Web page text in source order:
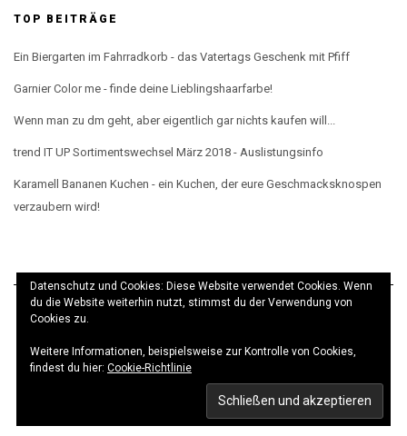
TOP BEITRÄGE
Ein Biergarten im Fahrradkorb - das Vatertags Geschenk mit Pfiff
Garnier Color me - finde deine Lieblingshaarfarbe!
Wenn man zu dm geht, aber eigentlich gar nichts kaufen will...
trend IT UP Sortimentswechsel März 2018 - Auslistungsinfo
Karamell Bananen Kuchen - ein Kuchen, der eure Geschmacksknospen
verzaubern wird!
© elbeMÄDCHEN 2017 · ThemeKale· Realisierung
Prentice Design
by LyraThemes.com.
Datenschutz und Cookies: Diese Website verwendet Cookies. Wenn
du die Website weiterhin nutzt, stimmst du der Verwendung von
Cookies zu.
Weitere Informationen, beispielsweise zur Kontrolle von Cookies,
findest du hier: Cookie-Richtlinie